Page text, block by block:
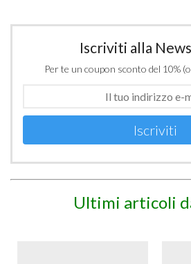
Iscriviti alla
Per te un coupon sconto del 10%
Iscriviti
Ultimi articoli